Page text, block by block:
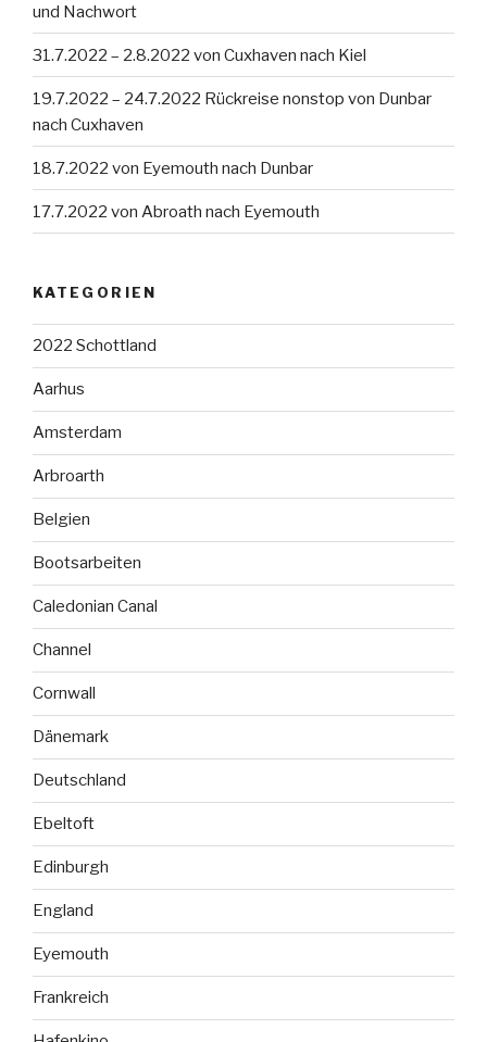
und Nachwort
31.7.2022 – 2.8.2022 von Cuxhaven nach Kiel
19.7.2022 – 24.7.2022 Rückreise nonstop von Dunbar
nach Cuxhaven
18.7.2022 von Eyemouth nach Dunbar
17.7.2022 von Abroath nach Eyemouth
KATEGORIEN
2022 Schottland
Aarhus
Amsterdam
Arbroarth
Belgien
Bootsarbeiten
Caledonian Canal
Channel
Cornwall
Dänemark
Deutschland
Ebeltoft
Edinburgh
England
Eyemouth
Frankreich